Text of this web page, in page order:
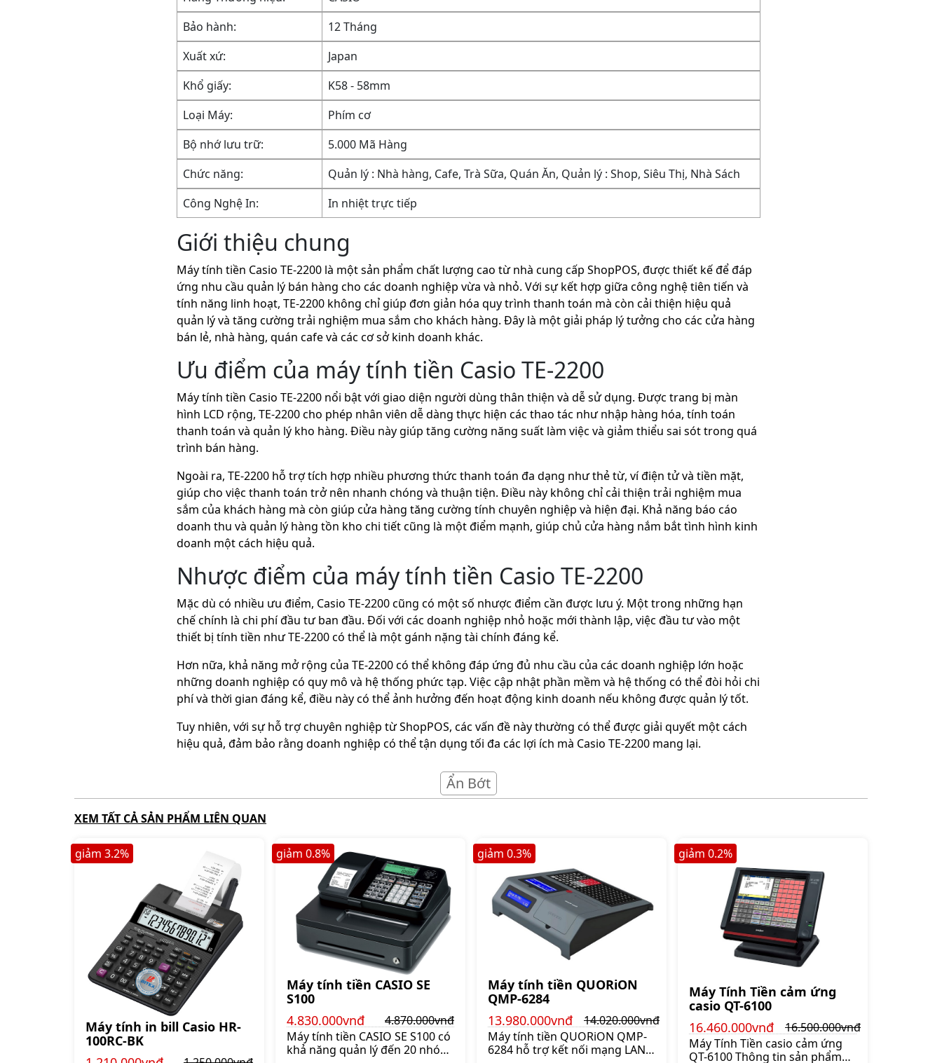
Bảo hành:
12 Tháng
Xuất xứ:
Japan
Khổ giấy:
K58 - 58mm
Loại Máy:
Phím cơ
Bộ nhớ lưu trữ:
5.000 Mã Hàng
Chức năng:
Quản lý : Nhà hàng, Cafe, Trà Sữa, Quán Ăn, Quản lý : Shop, Siêu Thị, Nhà Sách
Công Nghệ In:
In nhiệt trực tiếp
Giới thiệu chung
Máy tính tiền Casio TE-2200 là một sản phẩm chất lượng cao từ nhà cung cấp ShopPOS, được thiết kế để đáp
ứng nhu cầu quản lý bán hàng cho các doanh nghiệp vừa và nhỏ. Với sự kết hợp giữa công nghệ tiên tiến và
tính năng linh hoạt, TE-2200 không chỉ giúp đơn giản hóa quy trình thanh toán mà còn cải thiện hiệu quả
quản lý và tăng cường trải nghiệm mua sắm cho khách hàng. Đây là một giải pháp lý tưởng cho các cửa hàng
bán lẻ, nhà hàng, quán cafe và các cơ sở kinh doanh khác.
Ưu điểm của máy tính tiền Casio TE-2200
Máy tính tiền Casio TE-2200 nổi bật với giao diện người dùng thân thiện và dễ sử dụng. Được trang bị màn
hình LCD rộng, TE-2200 cho phép nhân viên dễ dàng thực hiện các thao tác như nhập hàng hóa, tính toán
thanh toán và quản lý kho hàng. Điều này giúp tăng cường năng suất làm việc và giảm thiểu sai sót trong quá
trình bán hàng.
Ngoài ra, TE-2200 hỗ trợ tích hợp nhiều phương thức thanh toán đa dạng như thẻ từ, ví điện tử và tiền mặt,
giúp cho việc thanh toán trở nên nhanh chóng và thuận tiện. Điều này không chỉ cải thiện trải nghiệm mua
sắm của khách hàng mà còn giúp cửa hàng tăng cường tính chuyên nghiệp và hiện đại. Khả năng báo cáo
doanh thu và quản lý hàng tồn kho chi tiết cũng là một điểm mạnh, giúp chủ cửa hàng nắm bắt tình hình kinh
doanh một cách hiệu quả.
Nhược điểm của máy tính tiền Casio TE-2200
Mặc dù có nhiều ưu điểm, Casio TE-2200 cũng có một số nhược điểm cần được lưu ý. Một trong những hạn
chế chính là chi phí đầu tư ban đầu. Đối với các doanh nghiệp nhỏ hoặc mới thành lập, việc đầu tư vào một
thiết bị tính tiền như TE-2200 có thể là một gánh nặng tài chính đáng kể.
Hơn nữa, khả năng mở rộng của TE-2200 có thể không đáp ứng đủ nhu cầu của các doanh nghiệp lớn hoặc
những doanh nghiệp có quy mô và hệ thống phức tạp. Việc cập nhật phần mềm và hệ thống có thể đòi hỏi chi
phí và thời gian đáng kể, điều này có thể ảnh hưởng đến hoạt động kinh doanh nếu không được quản lý tốt.
Tuy nhiên, với sự hỗ trợ chuyên nghiệp từ ShopPOS, các vấn đề này thường có thể được giải quyết một cách
hiệu quả, đảm bảo rằng doanh nghiệp có thể tận dụng tối đa các lợi ích mà Casio TE-2200 mang lại.
Ẩn Bớt
XEM TẤT CẢ SẢN PHẨM LIÊN QUAN
Máy tính in bill Casio HR-
100RC-BK
giảm 3.2%
Máy tính tiền CASIO SE
S100
4.830.000vnđ
4.870.000vnđ
Máy tính tiền CASIO SE S100 có
khả năng quản lý đến 20 nhóm
giảm 0.8%
Máy tính tiền QUORiON
QMP-6284
13.980.000vnđ
14.020.000vnđ
Máy tính tiền QUORiON QMP-
6284 hỗ trợ kết nối mạng LAN,
giảm 0.3%
Máy Tính Tiền cảm ứng
casio QT-6100
16.460.000vnđ
16.500.000vnđ
Máy Tính Tiền casio cảm ứng
QT-6100 Thông tin sản phẩm
giảm 0.2%